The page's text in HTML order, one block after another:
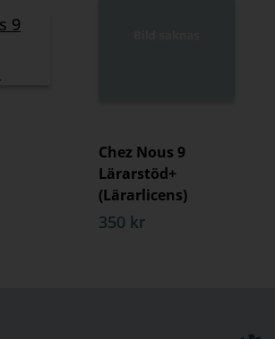
Chez Nous 9
Lärarstöd+
(Lärarlicens)
350 kr